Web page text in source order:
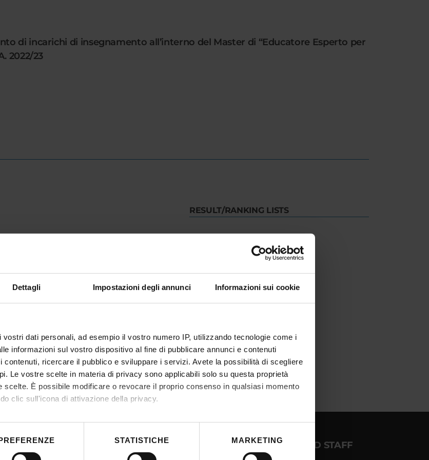
Dettagli Impostazioni degli annunci Informazioni sui cookie
vostri dati personali, ad esempio il vostro numero IP, utilizzando tecnologie come i
informazioni sul vostro dispositivo al fine di pubblicare annunci e contenuti
contenuti, ricercare il pubblico e sviluppare i servizi. Avete la possibilità di scegliere
Le vostre scelte in materia di privacy sono applicabili solo su questa proprietà
scelte. È possibile modificare o revocare il proprio consenso in qualsiasi momento
clic sull'icona di attivazione della privacy.
geografica, con un'approssimazione di qualche metro,
STATISTICHE MARKETING
di incarichi di insegnamento all’interno del Master di “Educatore Esperto per
2022/23
RESULT/RANKING LISTS
LOGIN FOR STUDENTS AND STAFF